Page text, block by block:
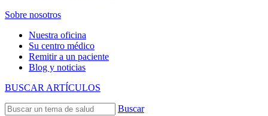
Sobre nosotros
Nuestra oficina
Su centro médico
Remitir a un paciente
Blog y noticias
BUSCAR ARTÍCULOS
Buscar